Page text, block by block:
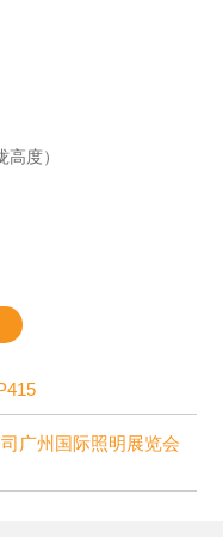
度）
广州国际照明展览会